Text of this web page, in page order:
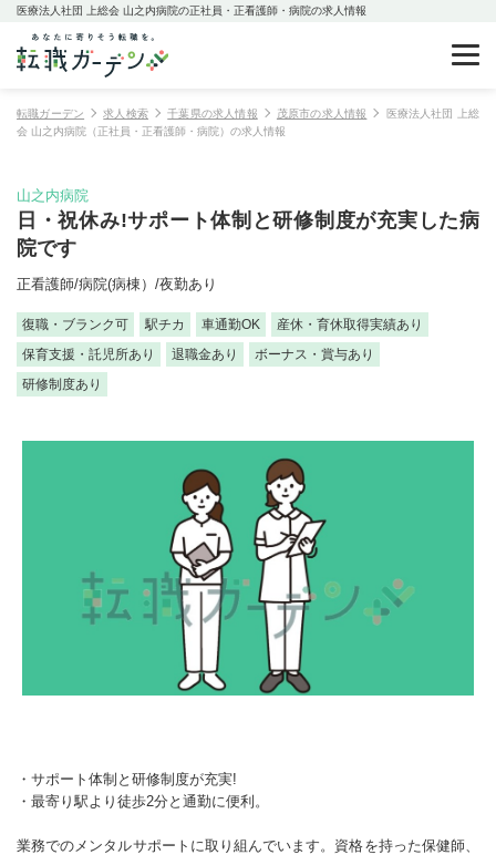
医療法人社団 上総会 山之内病院の正社員・正看護師・病院の求人情報
転職ガーデン 求人検索 千葉県の求人情報 茂原市の求人情報
医療法人社団 上総
会 山之内病院（正社員・正看護師・病院）の求人情報
山之内病院
日・祝休み!サポート体制と研修制度が充実した病
院です
正看護師/病院(病棟）/夜勤あり
復職・ブランク可 駅チカ 車通勤OK
産休・育休取得実績あり
保育支援・託児所あり
退職金あり
ボーナス・賞与あり
研修制度あり
・サポート体制と研修制度が充実!
・最寄り駅より徒歩2分と通勤に便利。
業務でのメンタルサポートに取り組んでいます。資格を持った保健師、